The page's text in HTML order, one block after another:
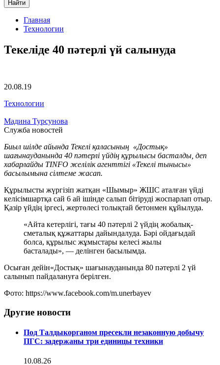
Найти
Главная
Технологии
Текеліде 40 пәтерлі үй салынуда
20.08.19
Технологии
Мадина Турсунова
Служба новостей
Биыл шілде айында Текелі қаласының «Достық»
шағынауданында 40 пәтерлі үйдің құрылысы басталды, деп
хабарлайды TINFO желілік агенттігі «Текелі тынысы»
басылымына сілтеме жасап.
Құрылысты жүргізіп жатқан «Шымыр» ЖШС аталған үйді
келісімшартқа сай 6 ай ішінде салып бітіруді жоспарлап отыр.
Қазір үйдің іргесі, жертөлесі толықтай бетонмен құйылуда.
«Айта кетерлігі, тағы 40 пәтерлі 2 үйдің жобалық-
сметалық құжаттары дайындалуда. Бәрі ойдағыдай
болса, құрылыс жұмыстары келесі жылы
басталады», — делінген басылымда.
Осыған дейін«Достық» шағынауданында 80 пәтерлі 2 үй
салынып пайдалануға берілген.
Фото: https://www.facebook.com/m.unerbayev
Другие новости
Под Талдыкорганом пресекли незаконную добычу
ПГС: задержаны три единицы техники
10.08.26